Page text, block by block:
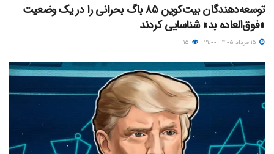
توسعه‌دهندگان بیت‌کوین ۸۵ باگ بحرانی را در یک وضعیت
«فوق‌العاده بد» شناسایی کردند